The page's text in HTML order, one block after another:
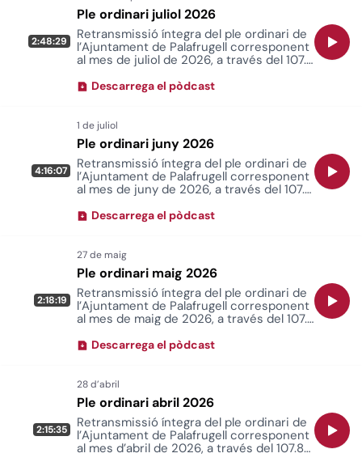
2:48:29
Ple ordinari juliol 2026
Retransmissió íntegra del ple ordinari de
l’Ajuntament de Palafrugell corresponent
al mes de juliol de 2026, a través del 107.8
Descarrega el pòdcast
4:16:07
Ple ordinari juny 2026
Retransmissió íntegra del ple ordinari de
l’Ajuntament de Palafrugell corresponent
al mes de juny de 2026, a través del 107.8
Descarrega el pòdcast
2:18:19
Ple ordinari maig 2026
Retransmissió íntegra del ple ordinari de
l’Ajuntament de Palafrugell corresponent
al mes de maig de 2026, a través del 107.8
Descarrega el pòdcast
2:15:35
Ple ordinari abril 2026
Retransmissió íntegra del ple ordinari de
l’Ajuntament de Palafrugell corresponent
al mes d’abril de 2026, a través del 107.8